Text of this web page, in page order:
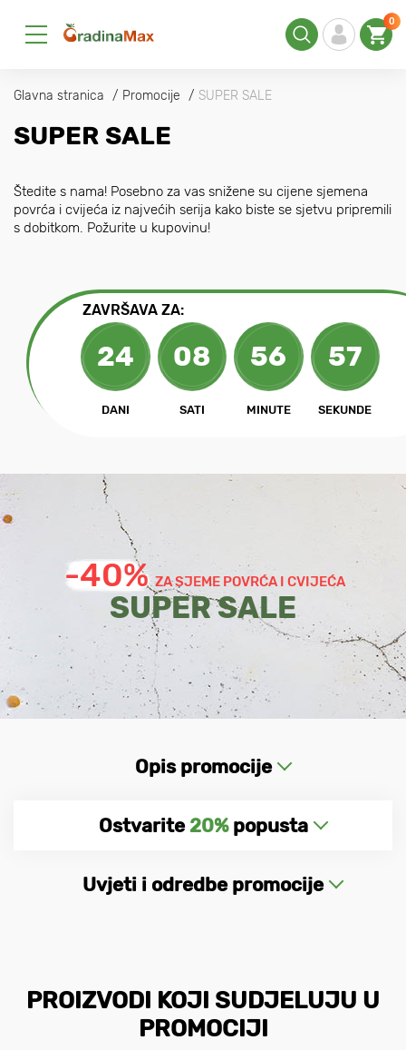
0
Glavna stranica Promocije SUPER SALE
SUPER SALE
Štedite s nama! Posebno za vas snižene su cijene sjemena
povrća i cvijeća iz najvećih serija kako biste se sjetvu pripremili
s dobitkom. Požurite u kupovinu!
ZAVRŠAVA ZA:
24
DANI
08
SATI
56
MINUTE
56
SEKUNDE
-40%ZA SJEME POVRĆA I CVIJEĆA
SUPER SALE
Opis promocije
Ostvarite 20%popusta
Uvjeti i odredbe promocije
PROIZVODI KOJI SUDJELUJU U
PROMOCIJI